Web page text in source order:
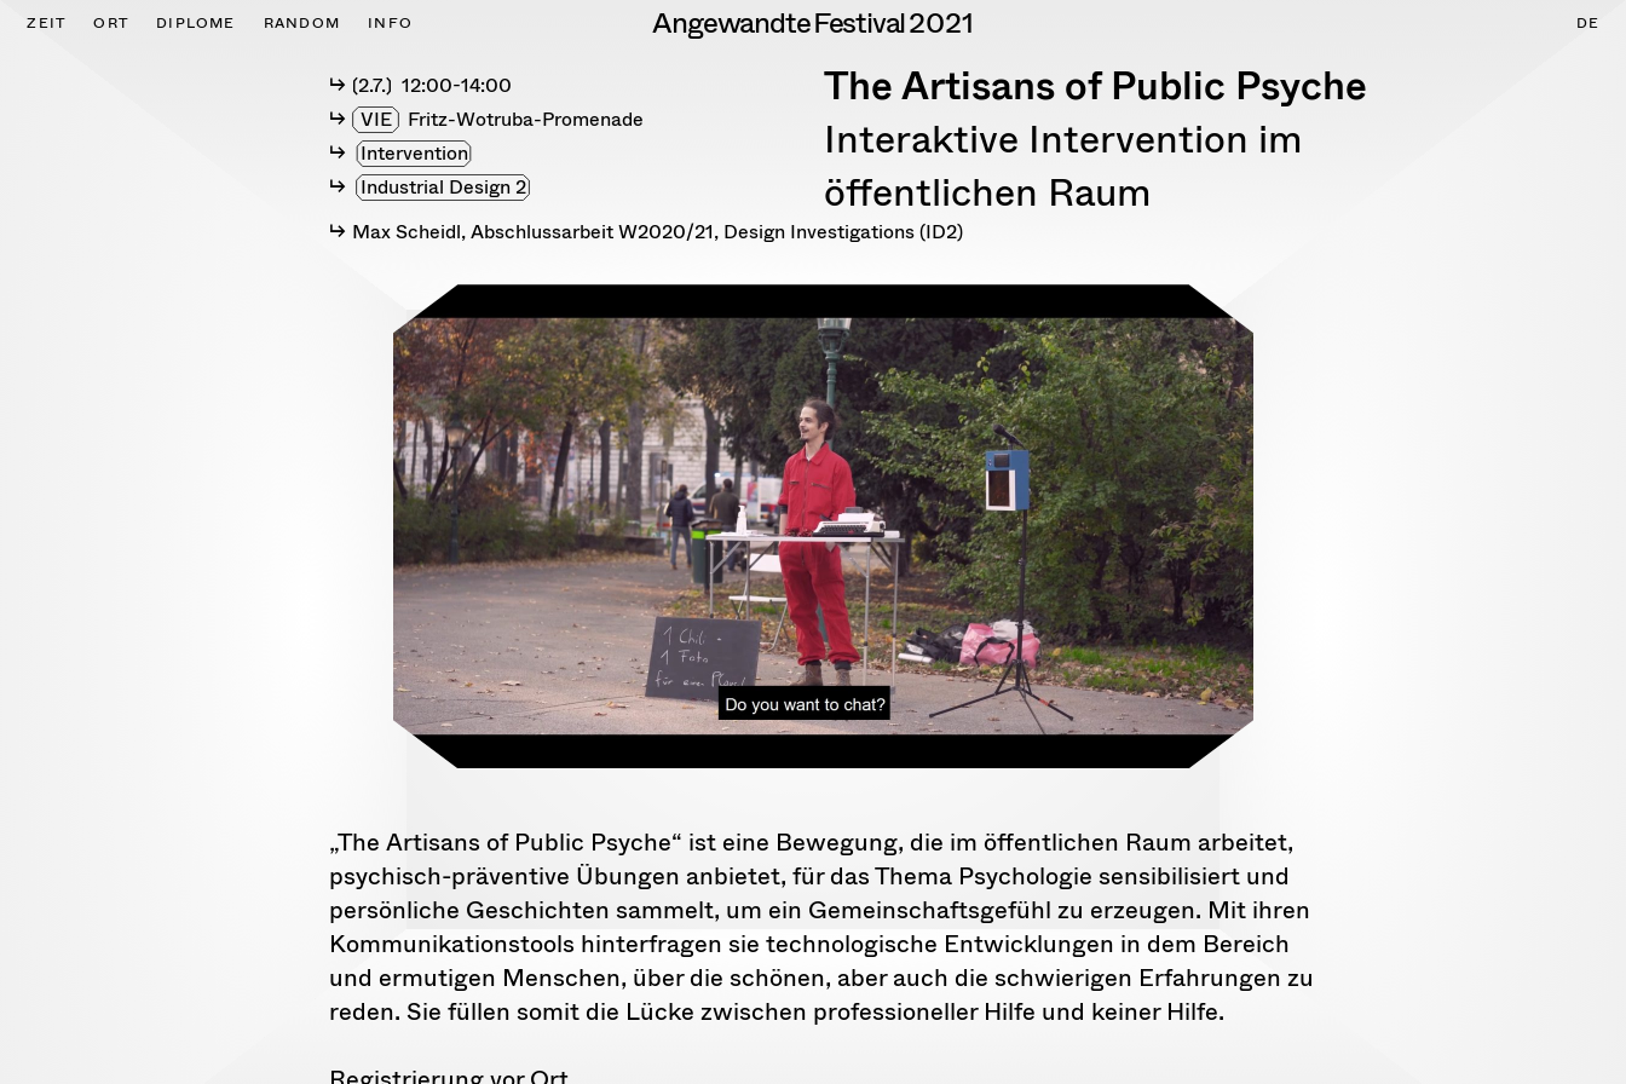
Skip
AngewandteFestival2021
ZEIT ORT DIPLOME RANDOM INFO DE
The Artisans of Public Psyche
Interaktive Intervention im
öffentlichen Raum
〔2.7.〕 12:00-14:00
VIE
Fritz-Wotruba-Promenade
Intervention
Industrial Design 2
Max Scheidl, Abschlussarbeit W2020/21, Design Investigations (ID2)
„The Artisans of Public Psyche“ ist eine Bewegung, die im öffentlichen Raum arbeitet,
psychisch-präventive Übungen anbietet, für das Thema Psychologie sensibilisiert und
persönliche Geschichten sammelt, um ein Gemeinschaftsgefühl zu erzeugen. Mit ihren
Kommunikationstools hinterfragen sie technologische Entwicklungen in dem Bereich
und ermutigen Menschen, über die schönen, aber auch die schwierigen Erfahrungen zu
reden. Sie füllen somit die Lücke zwischen professioneller Hilfe und keiner Hilfe.